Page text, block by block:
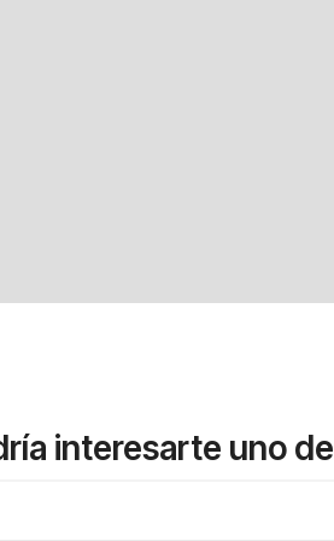
interesarte uno